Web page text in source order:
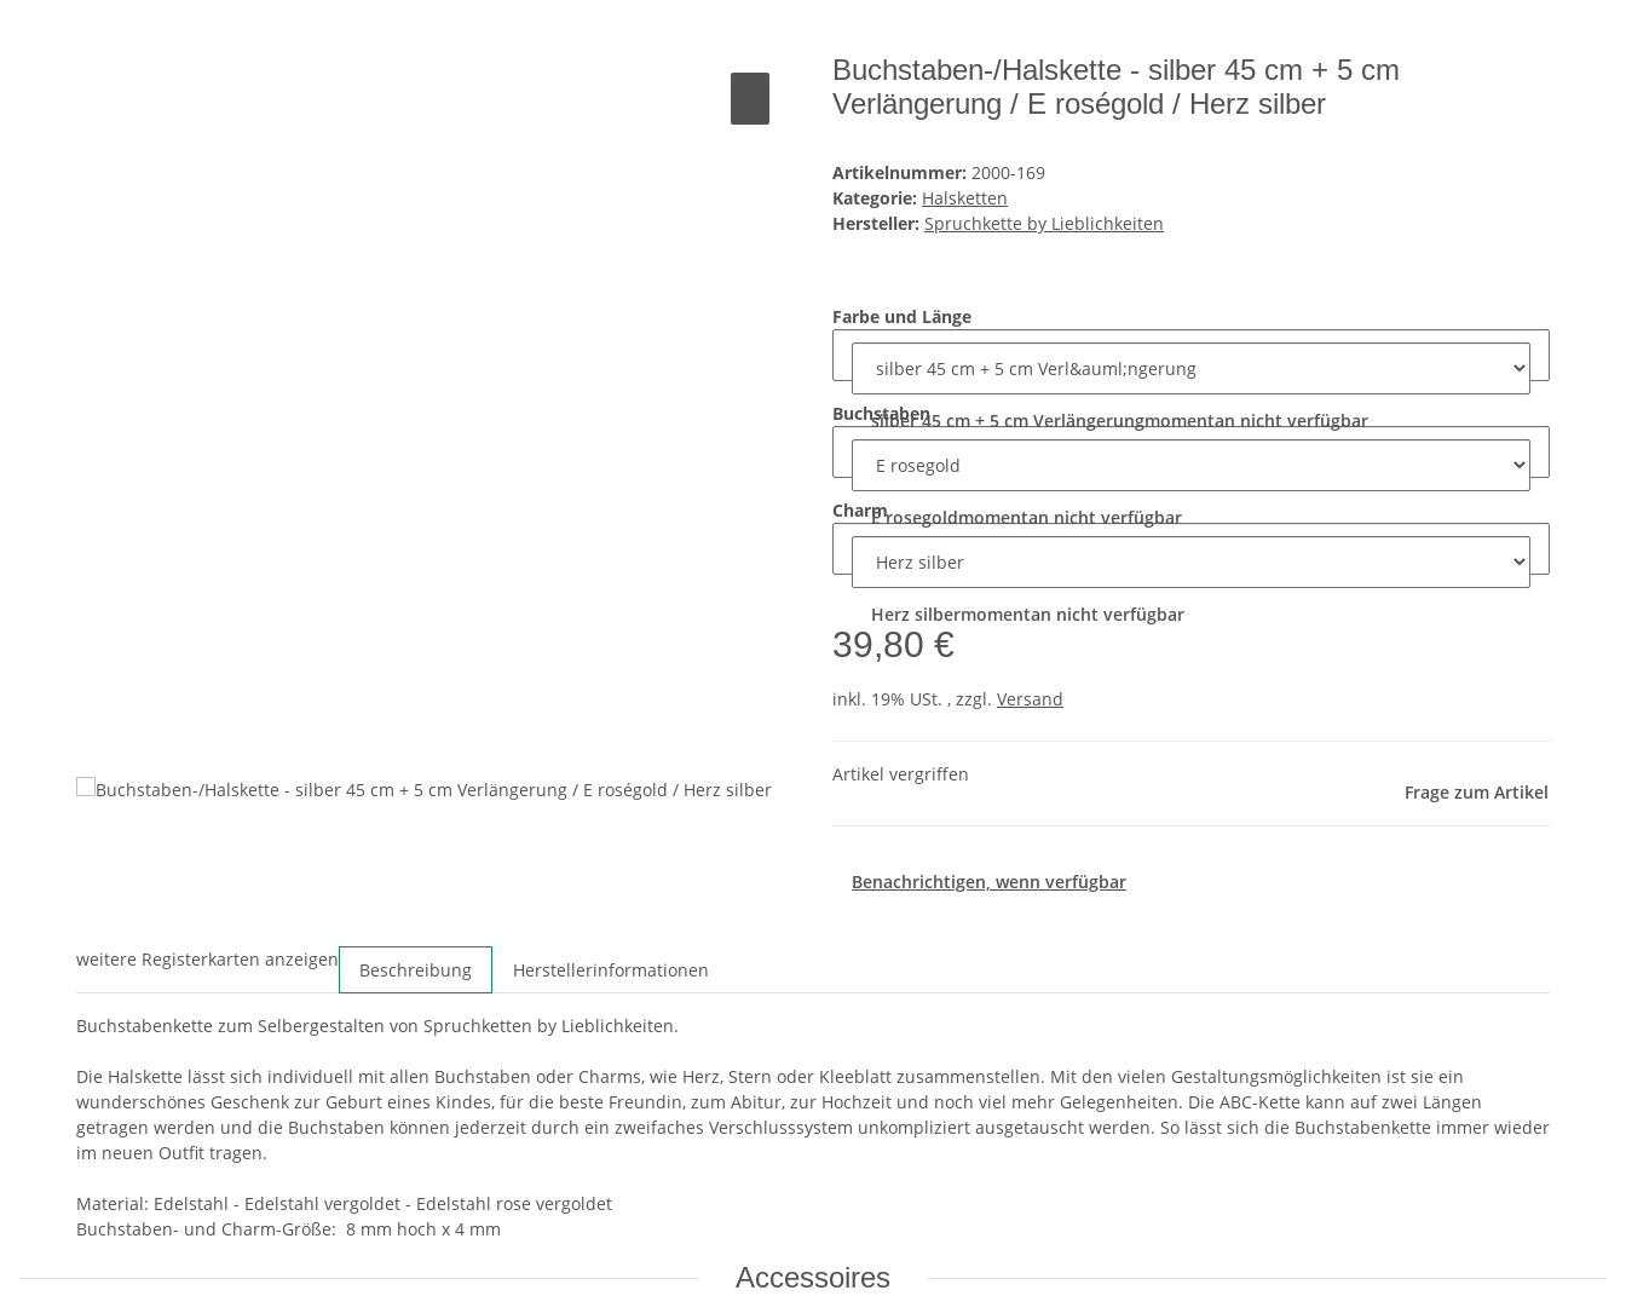
Buchstaben-/Halskette - silber 45 cm + 5 cm
Verlängerung / E roségold / Herz silber
Artikelnummer: 2000-169
Kategorie: Halsketten
Hersteller: Spruchkette by Lieblichkeiten
Farbe und Länge
silber 45 cm + 5 cm Verlängerungmomentan nicht verfügbar
Buchstaben
E rosegoldmomentan nicht verfügbar
Charm
Herz silbermomentan nicht verfügbar
39,80 €
inkl. 19% USt. , zzgl. Versand
Artikel vergriffen
Frage zum Artikel
Benachrichtigen, wenn verfügbar
weitere Registerkarten anzeigen Beschreibung Herstellerinformationen
Buchstabenkette zum Selbergestalten von Spruchketten by Lieblichkeiten.
Die Halskette lässt sich individuell mit allen Buchstaben oder Charms, wie Herz, Stern oder Kleeblatt zusammenstellen. Mit den vielen Gestaltungsmöglichkeiten ist sie ein
wunderschönes Geschenk zur Geburt eines Kindes, für die beste Freundin, zum Abitur, zur Hochzeit und noch viel mehr Gelegenheiten. Die ABC-Kette kann auf zwei Längen
getragen werden und die Buchstaben können jederzeit durch ein zweifaches Verschlusssystem unkompliziert ausgetauscht werden. So lässt sich die Buchstabenkette immer wieder
im neuen Outfit tragen.
Material: Edelstahl - Edelstahl vergoldet - Edelstahl rose vergoldet
Buchstaben- und Charm-Größe: 8 mm hoch x 4 mm
Accessoires